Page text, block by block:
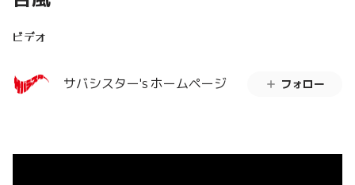
ビデオ
サバシスター's ホームページ フォロー